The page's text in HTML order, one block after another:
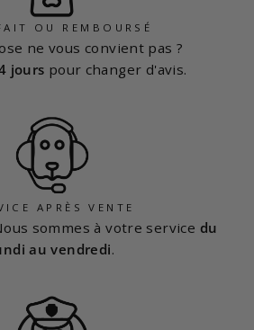
OU REMBOURSÉ
ne vous convient pas ?
jours pour changer d'avis.
APRÈS VENTE
sommes à votre service du
au vendredi.